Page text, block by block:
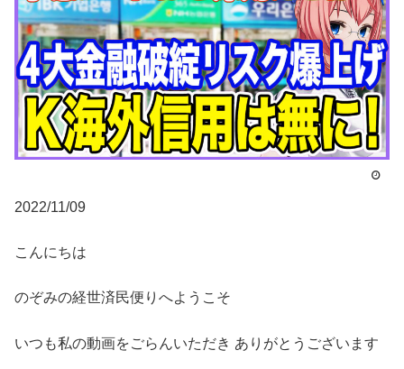
2022/11/09
こんにちは
のぞみの経世済民便りへようこそ
いつも私の動画をごらんいただき ありがとうございます